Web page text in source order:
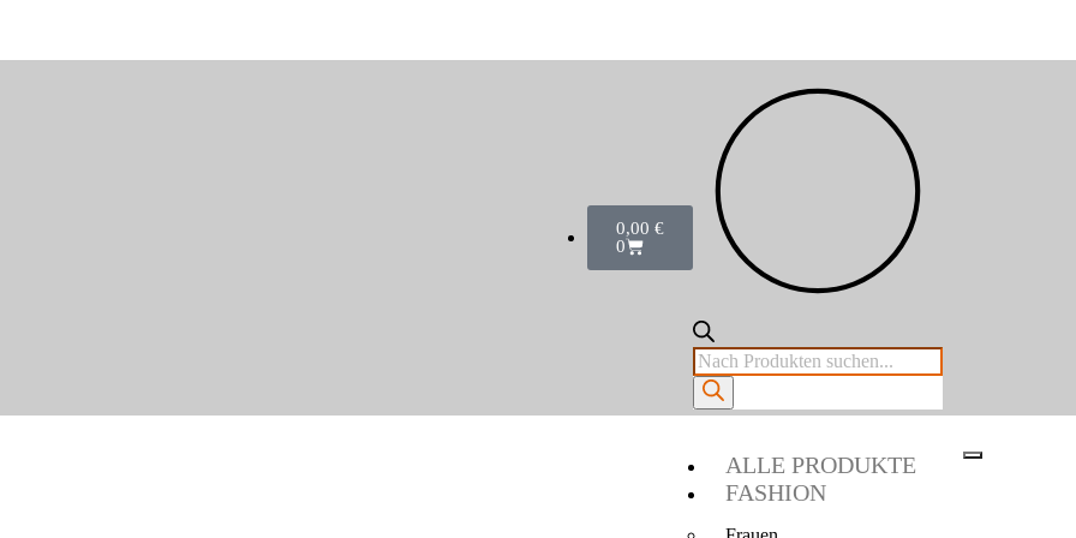
0,00 €
0
ALLE PRODUKTE
FASHION